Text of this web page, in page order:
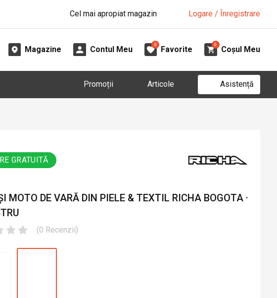
Cel mai apropiat magazin Logare / Înregistrare
Magazine Contul Meu
0
Favorite
0
Coșul Meu
Promoții Articole Asistență
GRATUITĂ
MOTO DE VARĂ DIN PIELE & TEXTIL RICHA BOGOTA ·
(0 Recenzii)